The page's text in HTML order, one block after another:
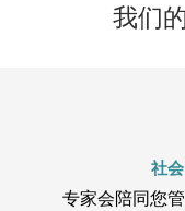
我们
社
专家会陪同您